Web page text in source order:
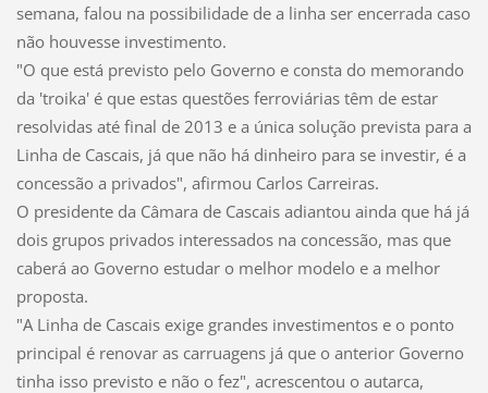
semana, falou na possibilidade de a linha ser encerrada caso
não houvesse investimento.
"O que está previsto pelo Governo e consta do memorando
da 'troika' é que estas questões ferroviárias têm de estar
resolvidas até final de 2013 e a única solução prevista para a
Linha de Cascais, já que não há dinheiro para se investir, é a
concessão a privados", afirmou Carlos Carreiras.
O presidente da Câmara de Cascais adiantou ainda que há já
dois grupos privados interessados na concessão, mas que
caberá ao Governo estudar o melhor modelo e a melhor
proposta.
"A Linha de Cascais exige grandes investimentos e o ponto
principal é renovar as carruagens já que o anterior Governo
tinha isso previsto e não o fez", acrescentou o autarca,